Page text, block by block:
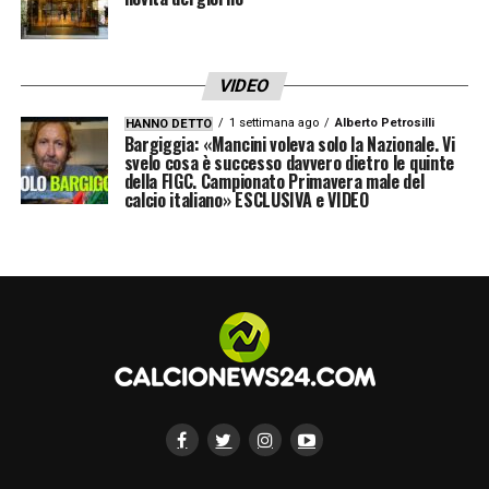
LA PLAYLIST DELLE NOSTRE TOP NEWS
VIDEO
HANNO DETTO 1 settimana ago Alberto Petrosilli
Bargiggia: «Mancini voleva solo la Nazionale. Vi
svelo cosa è successo davvero dietro le quinte
della FIGC. Campionato Primavera male del
calcio italiano» ESCLUSIVA e VIDEO